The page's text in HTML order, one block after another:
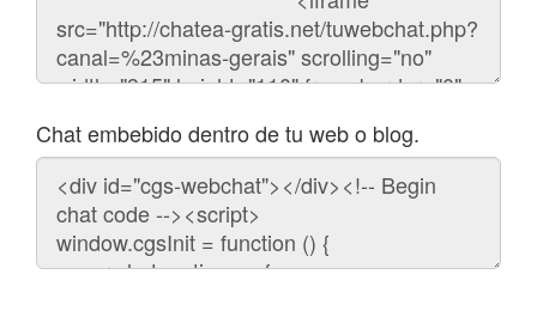
chat
Chat embebido dentro de tu web o blog.
Código
para
embeber
chat